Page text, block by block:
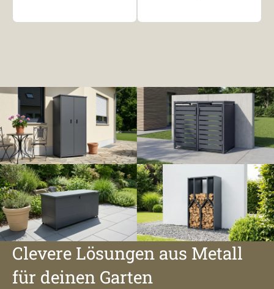
Clevere Lösungen aus Metall
für deinen Garten